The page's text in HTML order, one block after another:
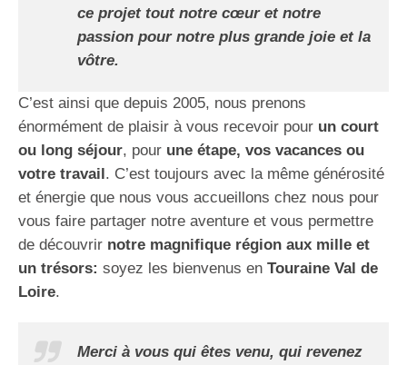
ce projet tout notre cœur et notre
passion pour notre plus grande joie et la
vôtre.
C’est ainsi que depuis 2005, nous prenons
énormément de plaisir à vous recevoir pour un court
ou long séjour, pour une étape, vos vacances ou
votre travail . C’est toujours avec la même générosité
et énergie que nous vous accueillons chez nous pour
vous faire partager notre aventure et vous permettre
de découvrir notre magnifique région aux mille et
un trésors: soyez les bienvenus en Touraine Val de
Loire.
Merci à vous qui êtes venu, qui revenez